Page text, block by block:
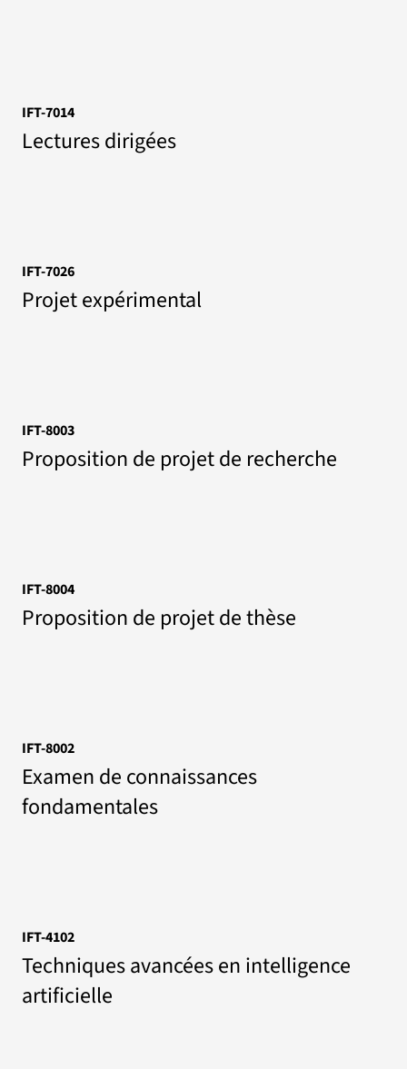
IFT-7014
Lectures dirigées
IFT-7026
Projet expérimental
IFT-8003
Proposition de projet de recherche
IFT-8004
Proposition de projet de thèse
IFT-8002
Examen de connaissances
fondamentales
IFT-4102
Techniques avancées en intelligence
artificielle